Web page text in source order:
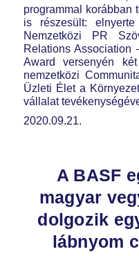
programmal korábban
is részesült:
Nemzetközi PR
Relations Association
Award versenyén
nemzetközi
Üzleti Élet a
vállalat
2020.09.21.
A BASF
magyar
dolgozik
lábnyom